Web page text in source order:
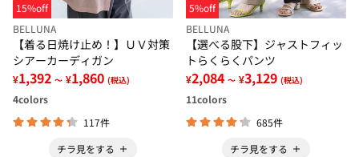
15%off
BELLUNA
【着る日焼け止め！】ＵＶ対策
シアーカーディガン
¥1,392 ～ ¥1,860 (税込)
4colors
117件
チラ見をする
5%off
BELLUNA
【選べる股下】ジャストフィッ
トらくらくパンツ
¥2,084 ～ ¥3,129 (税込)
11colors
685件
チラ見をする